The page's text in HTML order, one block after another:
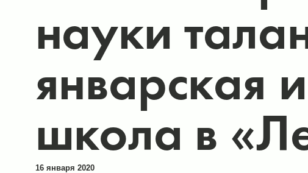
науки
январская
школа в
16 января 2020